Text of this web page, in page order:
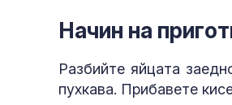
Начин на
Разбийте яйцата
пухкава. Прибавете